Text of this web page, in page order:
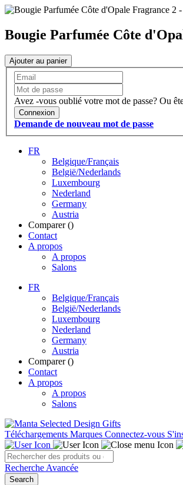
Bougie Parfumée Côte
Ajouter au panier
Avez -vous oublié votre mot de passe? Ou
Connexion
Demande de nouveau mot de passe
FR
Belgique/Français
België/Nederlands
Luxembourg
Nederland
Germany
Austria
Comparer ()
Contact
A propos
A propos
Salons
FR
Belgique/Français
België/Nederlands
Luxembourg
Nederland
Germany
Austria
Comparer ()
Contact
A propos
A propos
Salons
Téléchargements Marques Connectez-vous
Recherche Avancée
Search